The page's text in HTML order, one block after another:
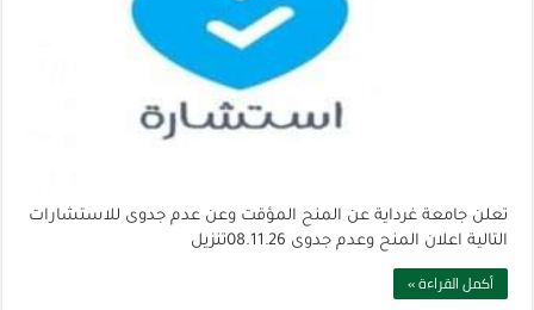
تعلن جامعة غرداية عن المنح المؤقت وعن عدم جدوى للاستشارات
التالية اعلان المنح وعدم جدوى 08.11.26تنزيل
أكمل القراءة »